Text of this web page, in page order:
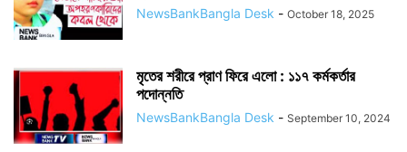
NewsBankBangla Desk - October 18, 2025
মৃতের শরীরে প্রাণ ফিরে এলো : ১১৭ কর্মকর্তার
পদোন্নতি
NewsBankBangla Desk - September 10, 2024